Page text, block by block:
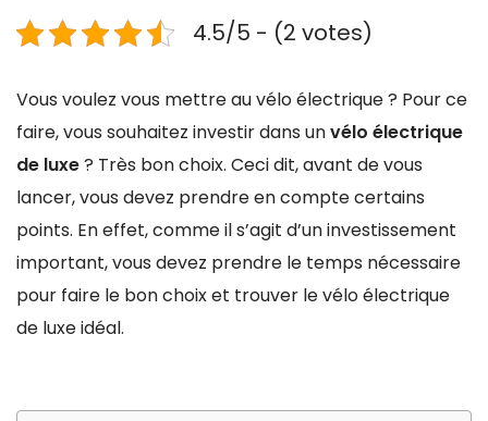
4.5/5 - (2 votes)
Vous voulez vous mettre au vélo électrique ? Pour ce
faire, vous souhaitez investir dans unvélo électrique
de luxe? Très bon choix. Ceci dit, avant de vous
lancer, vous devez prendre en compte certains
points. En effet, comme il s’agit d’un investissement
important, vous devez prendre le temps nécessaire
pour faire le bon choix et trouver le vélo électrique
de luxe idéal.